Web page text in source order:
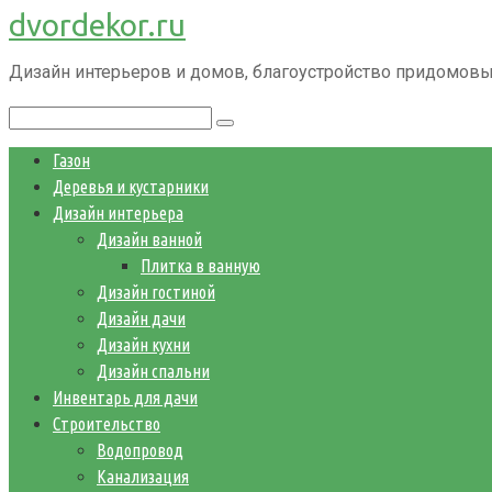
Перейти
к
контенту
dvordekor.ru
Дизайн интерьеров и домов, благоустройство
Газон
Деревья и кустарники
Дизайн интерьера
Дизайн ванной
Плитка в ванную
Дизайн гостиной
Дизайн дачи
Дизайн кухни
Дизайн спальни
Инвентарь для дачи
Строительство
Водопровод
Канализация